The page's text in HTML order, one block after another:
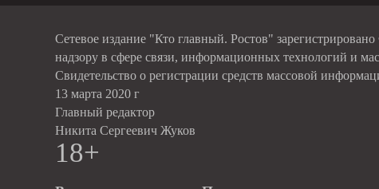
Сетевое издание "Кто главный. Ростов"
надзору в сфере связи, информационных технологий и
Свидетельство о регистрации средств массовой
13 марта 2020 г
Главный редактор
Никита Сергеевич Жуков
18+